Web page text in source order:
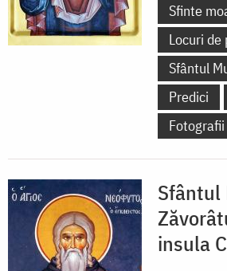
Sfinte
Locuri de
Sfântul
Predici
Fotografii
Sfântul
insula